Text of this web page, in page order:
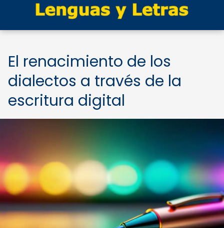
El renacimiento de los
dialectos a través de la
escritura digital